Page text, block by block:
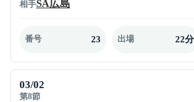
相手SA広島
番号 23 出場 22分
03/02
第8節